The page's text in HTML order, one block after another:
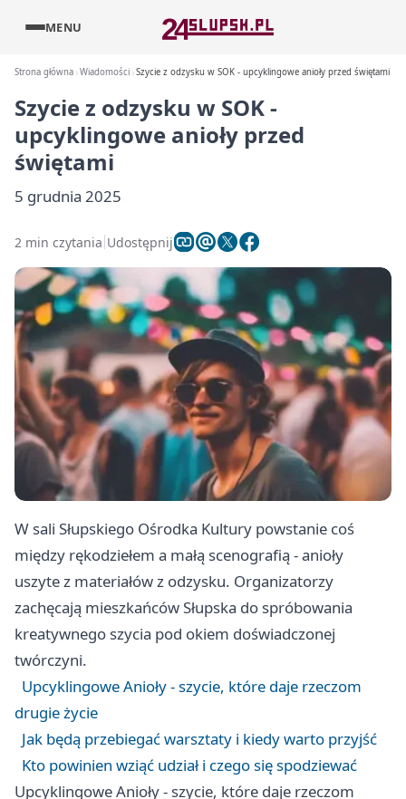
MENU
Strona główna Wiadomości Szycie z odzysku w SOK - upcyklingowe anioły przed świętami
Szycie z odzysku w SOK -
upcyklingowe anioły przed
świętami
5 grudnia 2025
2 min czytania Udostępnij
W sali Słupskiego Ośrodka Kultury powstanie coś
między rękodziełem a małą scenografią - anioły
uszyte z materiałów z odzysku. Organizatorzy
zachęcają mieszkańców Słupska do spróbowania
kreatywnego szycia pod okiem doświadczonej
twórczyni.
Upcyklingowe Anioły - szycie, które daje rzeczom
drugie życie
Jak będą przebiegać warsztaty i kiedy warto przyjść
Kto powinien wziąć udział i czego się spodziewać
Upcyklingowe Anioły - szycie, które daje rzeczom